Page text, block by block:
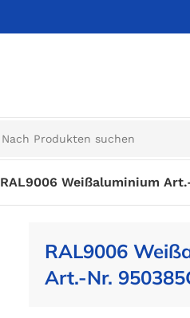
RAL9006 Weißaluminium
RAL9006
Art.-Nr.